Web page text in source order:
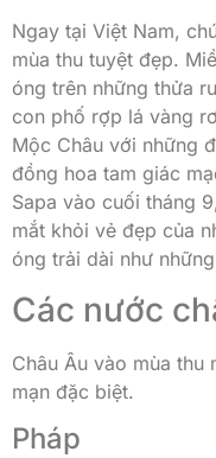
Ngay tại Việt Nam,
mùa thu tuyệt đẹp.
óng trên những thửa
con phố rợp lá vàng
Mộc Châu với những
đồng hoa tam giác
Sapa vào cuối tháng
mắt khỏi vẻ đẹp của
óng trải dài như
Các nước
Châu Âu vào mùa
mạn đặc biệt.
Pháp